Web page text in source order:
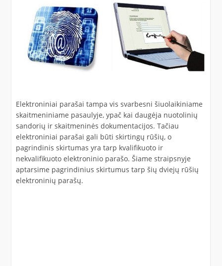
Elektroniniai parašai tampa vis svarbesni šiuolaikiniame
skaitmeniniame pasaulyje, ypač kai daugėja nuotolinių
sandorių ir skaitmeninės dokumentacijos. Tačiau
elektroniniai parašai gali būti skirtingų rūšių, o
pagrindinis skirtumas yra tarp kvalifikuoto ir
nekvalifikuoto elektroninio parašo. Šiame straipsnyje
aptarsime pagrindinius skirtumus tarp šių dviejų rūšių
elektroninių parašų.